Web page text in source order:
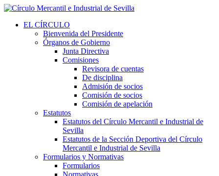
EL CÍRCULO
Bienvenida del Presidente
Órganos de Gobierno
Junta Directiva
Comisiones
Revisora de cuentas
De disciplina
Admisión de socios
Comisión de socios
Comisión de apelación
Estatutos
Estatutos del Círculo Mercantil e Industrial de
Sevilla
Estatutos de la Sección Deportiva del Círculo
Mercantil e Industrial de Sevilla
Formularios y Normativas
Formularios
Normativas